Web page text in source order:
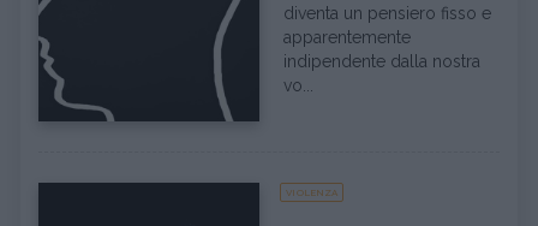
diventa un pensiero fisso e
apparentemente
indipendente dalla nostra
vo...
VIOLENZA